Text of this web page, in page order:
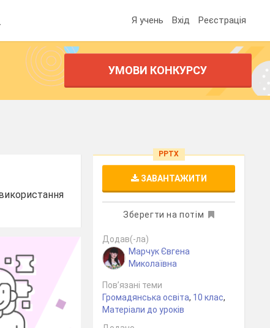
Я учень Вхід Реєстрація
УМОВИ КОНКУРСУ
PPTX
ЗАВАНТАЖИТИ
Зберегти на потім
Додав(-ла)
Марчук Євгена
Миколаївна
Пов’язані теми
Громадянська освіта, 10 клас,
Матеріали до уроків